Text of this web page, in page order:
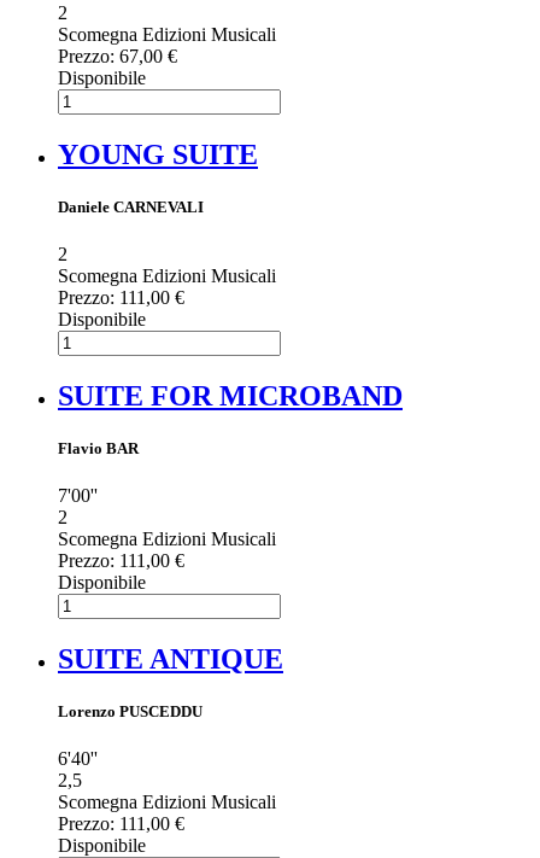
2
Scomegna Edizioni Musicali
Prezzo: 67,00 €
Disponibile
YOUNG SUITE
Daniele CARNEVALI
2
Scomegna Edizioni Musicali
Prezzo: 111,00 €
Disponibile
SUITE FOR MICROBAND
Flavio BAR
7'00''
2
Scomegna Edizioni Musicali
Prezzo: 111,00 €
Disponibile
SUITE ANTIQUE
Lorenzo PUSCEDDU
6'40''
2,5
Scomegna Edizioni Musicali
Prezzo: 111,00 €
Disponibile